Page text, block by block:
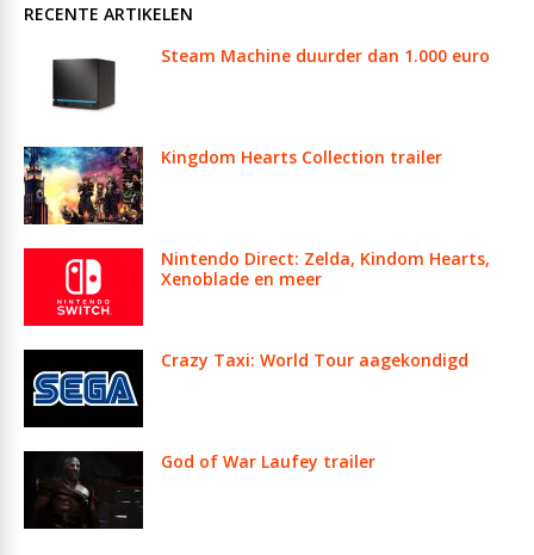
RECENTE ARTIKELEN
Steam Machine duurder dan 1.000 euro
Kingdom Hearts Collection trailer
Nintendo Direct: Zelda, Kindom Hearts,
Xenoblade en meer
Crazy Taxi: World Tour aagekondigd
God of War Laufey trailer